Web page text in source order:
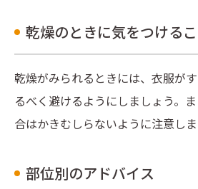
乾燥のときに気をつける
乾燥がみられるときには、衣服が
るべく避けるようにしましょう。
合はかきむしらないように注意しま
部位別のアドバイス